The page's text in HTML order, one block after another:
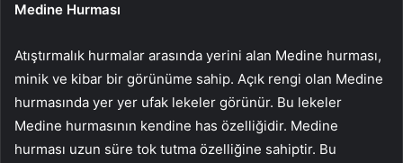
Medine Hurması
Atıştırmalık hurmalar arasında yerini alan Medine hurması,
minik ve kibar bir görünüme sahip. Açık rengi olan Medine
hurmasında yer yer ufak lekeler görünür. Bu lekeler
Medine hurmasının kendine has özelliğidir. Medine
hurması uzun süre tok tutma özelliğine sahiptir. Bu